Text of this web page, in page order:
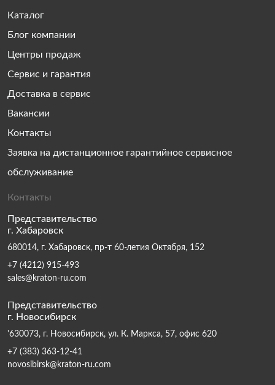
Каталог
Блог компании
Центры продаж
Сервис и гарантия
Доставка в сервис
Вакансии
Контакты
Заявка на дистанционное гарантийное сервисное
обслуживание
Контакты
Представительство
г. Хабаровск
680014, г. Хабаровск, пр-т 60-летия Октября, 152
+7 (4212) 915-493
sales@kraton-ru.com
Представительство
г. Новосибирск
'630073, г. Новосибирск, ул. К. Маркса, 57, офис 620
+7 (383) 363-12-41
novosibirsk@kraton-ru.com